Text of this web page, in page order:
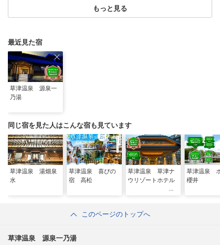
もっと見る
最近見た宿
草津温泉 源泉一
乃湯
同じ宿を見た人はこんな宿も見ています
草津温泉 湯畑泉
水
草津温泉 喜びの
宿 高松
草津温泉 草津ナ
ウリゾートホテル
草津温泉
櫻井
このページのトップへ
草津温泉 源泉一乃湯